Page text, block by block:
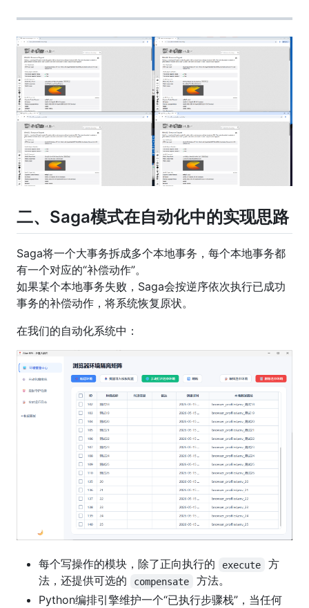
二、Saga模式在自动化中的实现思路
Saga将一个大事务拆成多个本地事务，每个本地事务都
有一个对应的“补偿动作”。
如果某个本地事务失败，Saga会按逆序依次执行已成功
事务的补偿动作，将系统恢复原状。
在我们的自动化系统中：
每个写操作的模块，除了正向执行的 execute
方
法，还提供可选的
compensate
方法。
Python编排引擎维护一个“已执行步骤栈”，当任何